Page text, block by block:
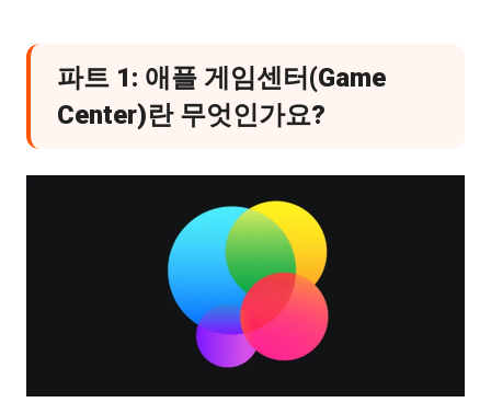
2. iCloud 및 네트워크 설정 확인하기
3. 게임 앱 업데이트 및 재설치
H2파트 5: 기기 변경 후 게임 데이터가 동
1. 이전 기기와 동일한 애플 ID 확인하기
2. iCloud 백업과 게임센터의 차이는?
H2파트 6: iOS 시스템 문제로 게임센터 동
파트 1: 애플 게임센터(Game
Center)란 무엇인가요?